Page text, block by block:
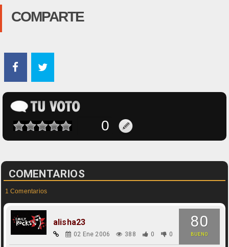
COMPARTE
COMENTARIOS
1 Comentarios
80
BUENO
alisha23
02 Ene 2006 388 0 0